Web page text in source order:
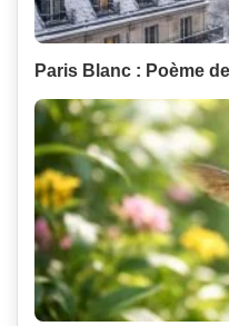
Paris Blanc : Poème